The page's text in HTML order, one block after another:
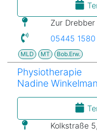
Zur
05445 1580
MLD MT Bob.Erw.
Physiotherapie
Nadine
Kolkstraße